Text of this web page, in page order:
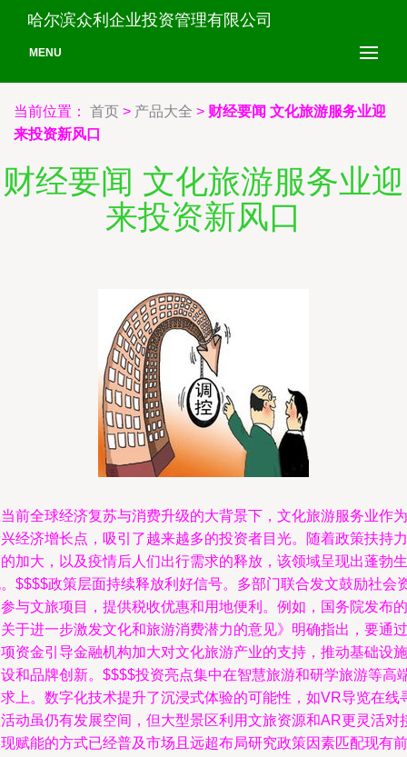
哈尔滨众利企业投资管理有限公司
MENU
当前位置： 首页 > 产品大全 > 财经要闻 文化旅游服务业迎
来投资新风口
财经要闻 文化旅游服务业迎
来投资新风口
前全球经济复苏与消费升级的大背景下，文化旅游服务业作为
经济增长点，吸引了越来越多的投资者目光。随着政策扶持力
加大，以及疫情后人们出行需求的释放，该领域呈现出蓬勃生
$$$$政策层面持续释放利好信号。多部门联合发文鼓励社会
与文旅项目，提供税收优惠和用地便利。例如，国务院发布的
于进一步激发文化和旅游消费潜力的意见》明确指出，要通过
资金引导金融机构加大对文化旅游产业的支持，推动基础设施
和品牌创新。$$$$投资亮点集中在智慧旅游和研学旅游等高
上。数字化技术提升了沉浸式体验的可能性，如VR导览在线
动虽仍有发展空间，但大型景区利用文旅资源和AR更灵活对
赋能的方式已经普及市场且远超布局研究政策因素匹配现有前